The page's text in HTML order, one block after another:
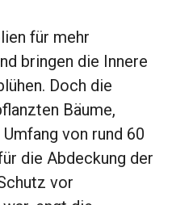
für mehr
bringen die Innere
Doch die
Bäume,
von rund 60
die Abdeckung der
vor